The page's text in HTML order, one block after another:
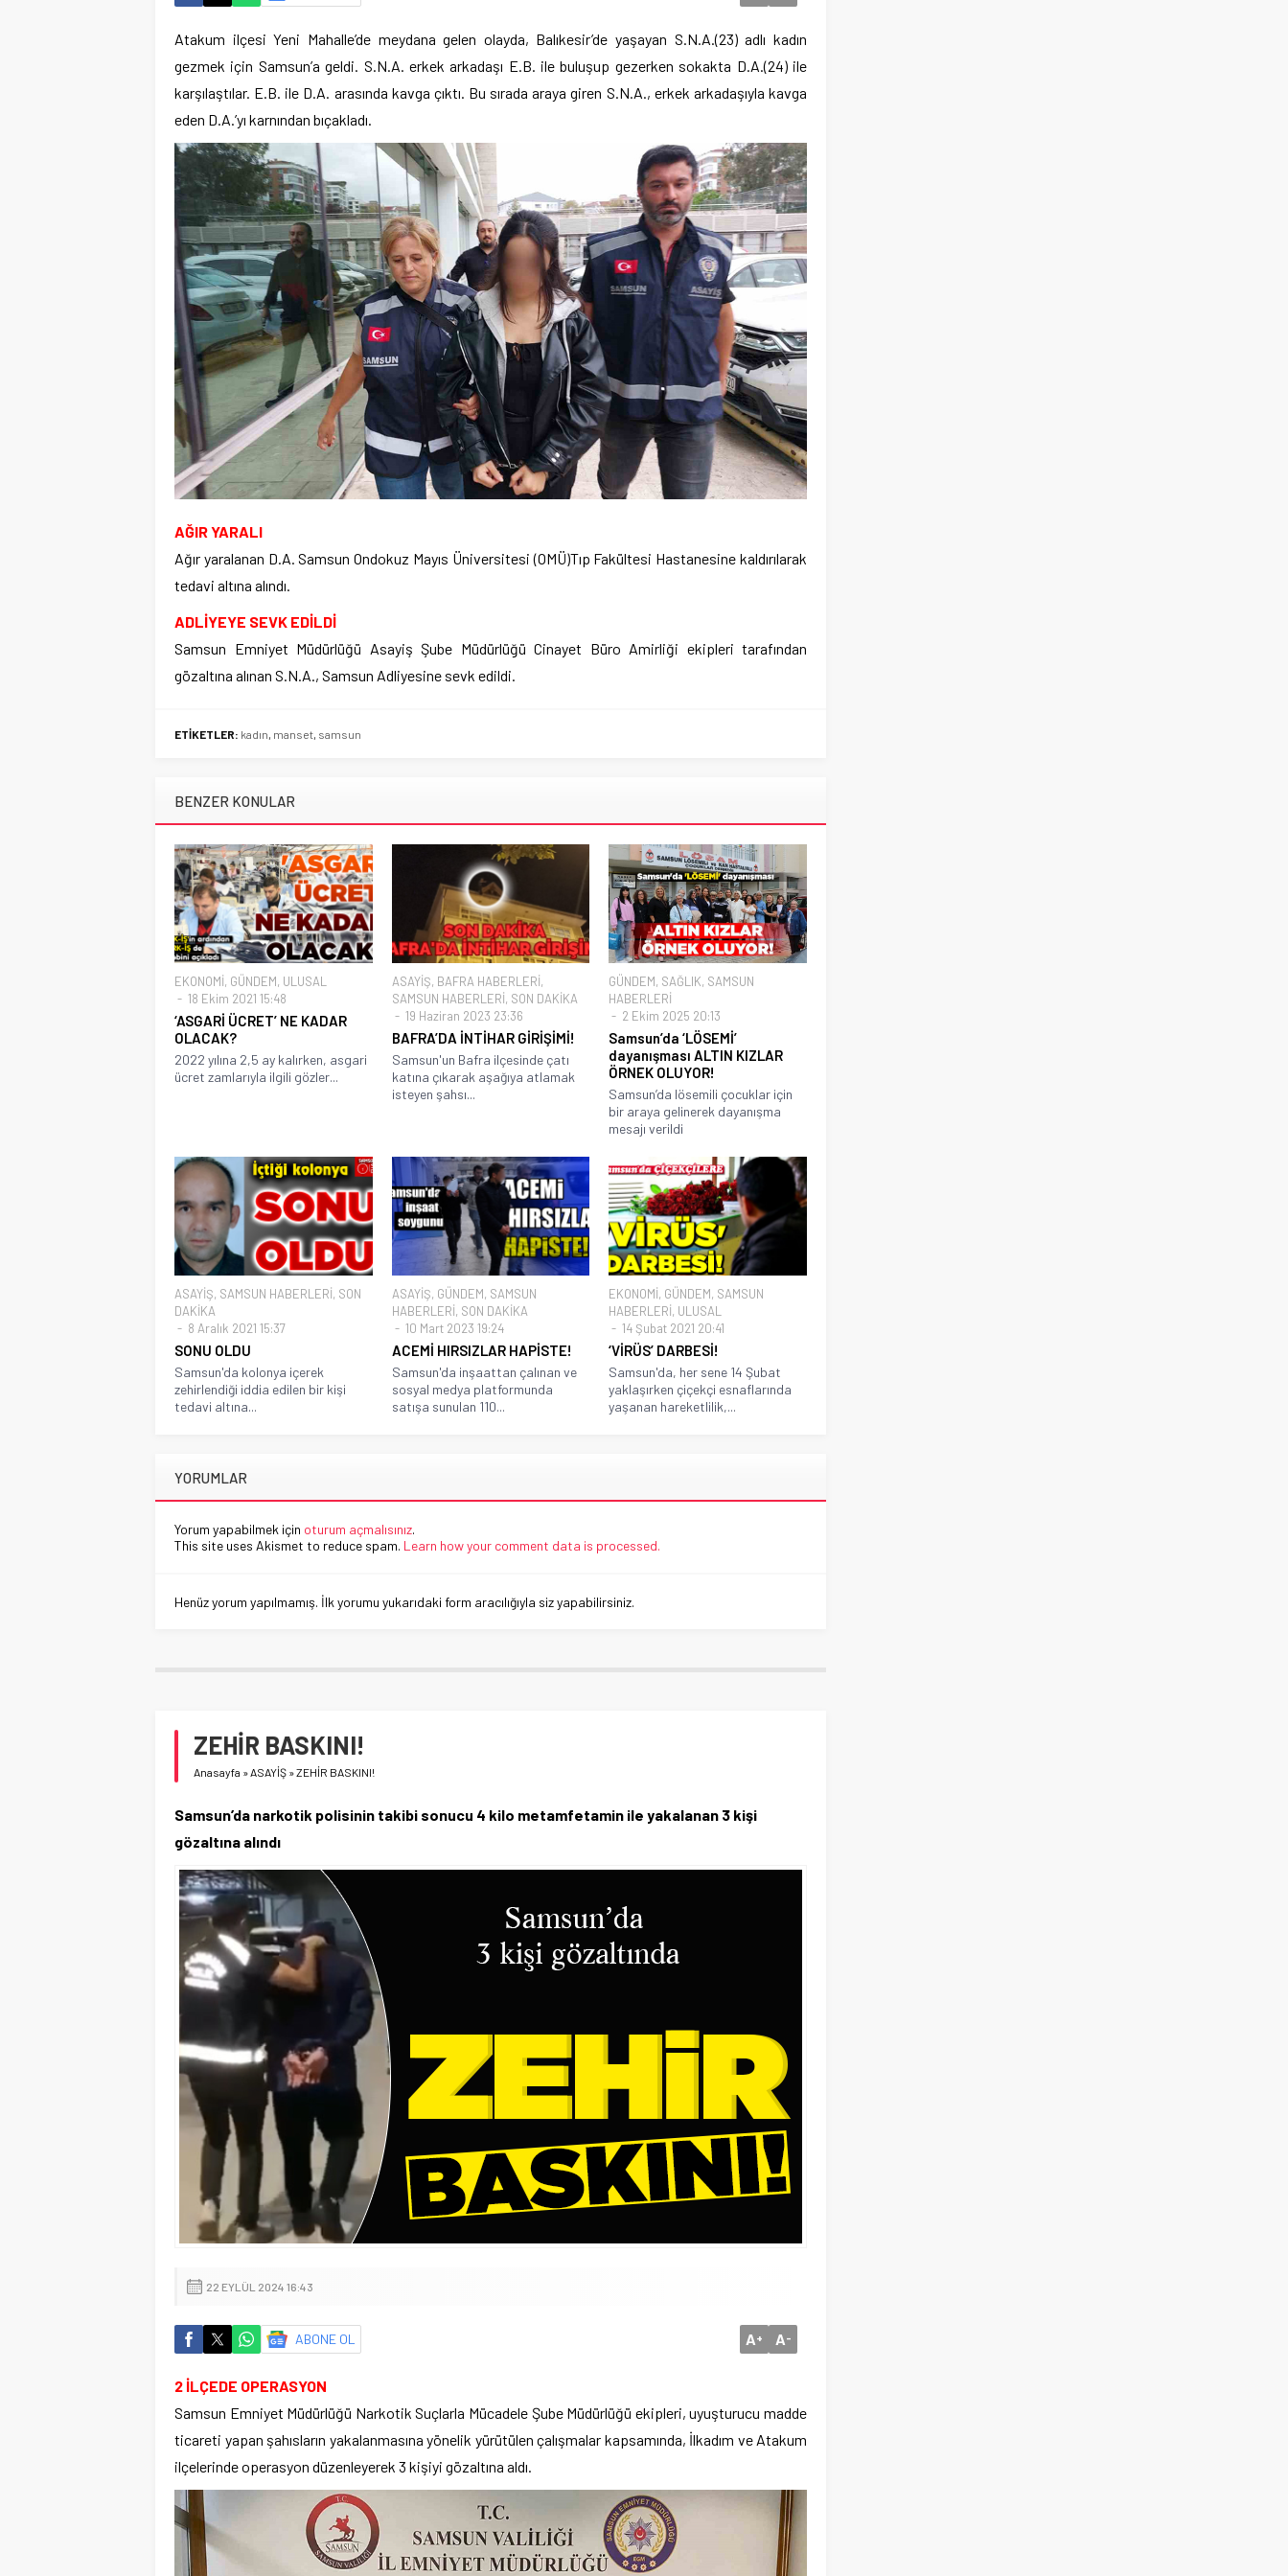
Atakum ilçesi Yeni Mahalle’de meydana gelen olayda, Balıkesir’de yaşayan S.N.A.(23) adlı kadın
gezmek için Samsun’a geldi. S.N.A. erkek arkadaşı E.B. ile buluşup gezerken sokakta D.A.(24) ile
karşılaştılar. E.B. ile D.A. arasında kavga çıktı. Bu sırada araya giren S.N.A., erkek arkadaşıyla kavga
eden D.A.’yı karnından bıçakladı.
AĞIR YARALI
Ağır yaralanan D.A. Samsun Ondokuz Mayıs Üniversitesi (OMÜ)Tıp Fakültesi Hastanesine kaldırılarak
tedavi altına alındı.
ADLİYEYE SEVK EDİLDİ
Samsun Emniyet Müdürlüğü Asayiş Şube Müdürlüğü Cinayet Büro Amirliği ekipleri tarafından
gözaltına alınan S.N.A., Samsun Adliyesine sevk edildi.
ETİKETLER: kadın manset samsun
BENZER KONULAR
EKONOMİ, GÜNDEM, ULUSAL
18 Ekim 2021 15:48
‘ASGARİ ÜCRET’ NE KADAR
OLACAK?
2022 yılına 2,5 ay kalırken, asgari
ücret zamlarıyla ilgili gözler...
ASAYİŞ, BAFRA HABERLERİ,
SAMSUN HABERLERİ, SON DAKİKA
19 Haziran 2023 23:36
BAFRA’DA İNTİHAR GİRİŞİMİ!
Samsun'un Bafra ilçesinde çatı
katına çıkarak aşağıya atlamak
isteyen şahsı...
GÜNDEM, SAĞLIK, SAMSUN
HABERLERİ
2 Ekim 2025 20:13
Samsun’da ‘LÖSEMİ’
dayanışması ALTIN KIZLAR
ÖRNEK OLUYOR!
Samsun’da lösemili çocuklar için
bir araya gelinerek dayanışma
mesajı verildi
ASAYİŞ, SAMSUN HABERLERİ, SON
DAKİKA
8 Aralık 2021 15:37
SONU OLDU
Samsun'da kolonya içerek
zehirlendiği iddia edilen bir kişi
tedavi altına...
ASAYİŞ, GÜNDEM, SAMSUN
HABERLERİ, SON DAKİKA
10 Mart 2023 19:24
ACEMİ HIRSIZLAR HAPİSTE!
Samsun'da inşaattan çalınan ve
sosyal medya platformunda
satışa sunulan 110...
EKONOMİ, GÜNDEM, SAMSUN
HABERLERİ, ULUSAL
14 Şubat 2021 20:41
‘VİRÜS’ DARBESİ!
Samsun'da, her sene 14 Şubat
yaklaşırken çiçekçi esnaflarında
yaşanan hareketlilik,...
YORUMLAR
Yorum yapabilmek için oturum açmalısınız.
This site uses Akismet to reduce spam. Learn how your comment data is processed.
Henüz yorum yapılmamış. İlk yorumu yukarıdaki form aracılığıyla siz yapabilirsiniz.
ZEHİR BASKINI!
Anasayfa » ASAYİŞ »ZEHİR BASKINI!
Samsun’da narkotik polisinin takibi sonucu 4 kilo metamfetamin ile yakalanan 3 kişi
gözaltına alındı
22 EYLÜL 2024 16:43
ABONE OL A+ A-
2 İLÇEDE OPERASYON
Samsun Emniyet Müdürlüğü Narkotik Suçlarla Mücadele Şube Müdürlüğü ekipleri, uyuşturucu madde
ticareti yapan şahısların yakalanmasına yönelik yürütülen çalışmalar kapsamında, İlkadım ve Atakum
ilçelerinde operasyon düzenleyerek 3 kişiyi gözaltına aldı.